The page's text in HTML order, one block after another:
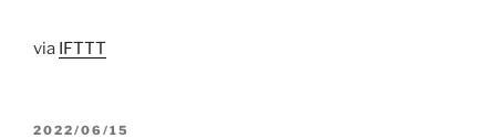
via IFTTT
PUBLICADO
2022/06/15